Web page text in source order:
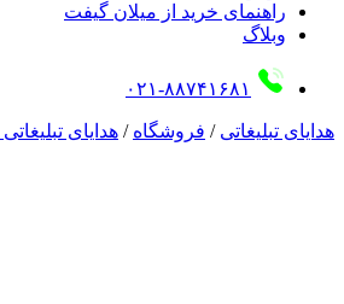
راهنمای خرید از میلان گیفت
وبلاگ
۰۲۱-۸۸۷۴۱۶۸۱
هدایای تبلیغاتی / فروشگاه / هدایای